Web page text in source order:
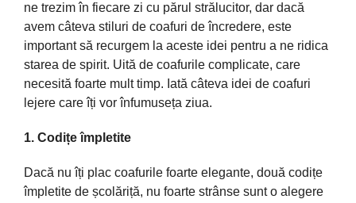
ne trezimîn fiecare zi cu părul strălucitor, dar dacă
avem câteva stiluri de coafuri deîncredere, este
important să recurgem la aceste idei pentru a ne ridica
starea de spirit. Uită de coafurile complicate, care
necesită foarte multtimp. Iată câteva idei de coafuri
lejere care îți vor înfumuseța ziua.
1. Codițe împletite
Dacă nu îți plac coafurile foarte elegante, două codițe
împletite de școlăriță, nu foarte strânse sunto alegere